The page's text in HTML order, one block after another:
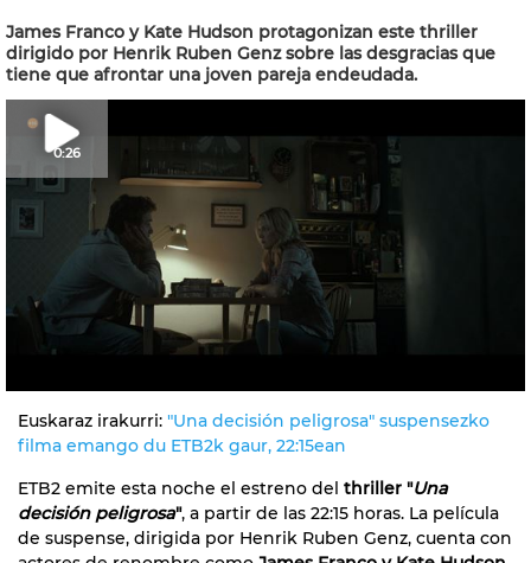
James Franco y Kate Hudson protagonizan este thriller
dirigido por Henrik Ruben Genz sobre las desgracias que
tiene que afrontar una joven pareja endeudada.
0:26
Euskaraz irakurri: "Una decisión peligrosa" suspensezko
filma emango du ETB2k gaur, 22:15ean
ETB2 emite esta noche el estreno del thriller "Una
decisión peligrosa", a partir de las 22:15 horas. La película
de suspense, dirigida por Henrik Ruben Genz, cuenta con